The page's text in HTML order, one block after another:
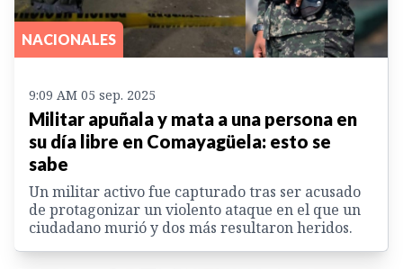
NACIONALES
9:09 AM 05 sep. 2025
Militar apuñala y mata a una persona en
su día libre en Comayagüela: esto se
sabe
Un militar activo fue capturado tras ser acusado
de protagonizar un violento ataque en el que un
ciudadano murió y dos más resultaron heridos.